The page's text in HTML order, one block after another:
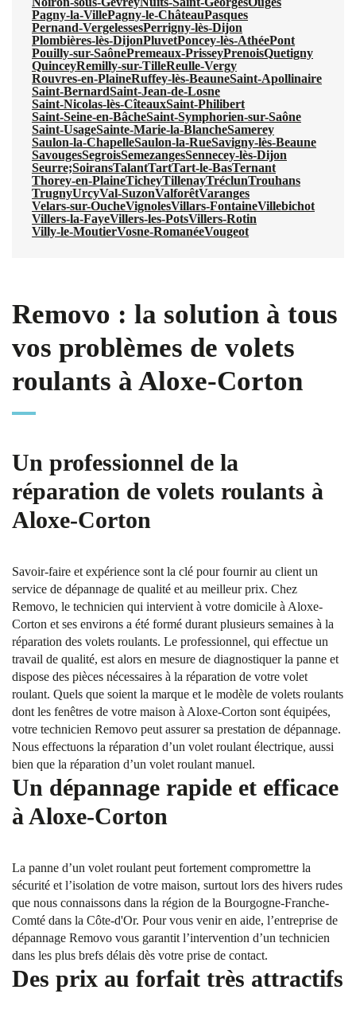
Pagny-la-VillePagny-le-ChâteauPasques
Pernand-VergelessesPerrigny-lès-Dijon
Plombières-lès-DijonPluvetPoncey-lès-AthéePont
Pouilly-sur-SaônePremeaux-PrisseyPrenoisQuetigny
QuinceyRemilly-sur-TilleReulle-Vergy
Rouvres-en-PlaineRuffey-lès-BeauneSaint-Apollinaire
Saint-BernardSaint-Jean-de-Losne
Saint-Nicolas-lès-CîteauxSaint-Philibert
Saint-Seine-en-BâcheSaint-Symphorien-sur-Saône
Saint-UsageSainte-Marie-la-BlancheSamerey
Saulon-la-ChapelleSaulon-la-RueSavigny-lès-Beaune
SavougesSegroisSemezangesSennecey-lès-Dijon
Seurre;SoiransTalantTartTart-le-BasTernant
Thorey-en-PlaineTicheyTillenayTréclunTrouhans
TrugnyUrcyVal-SuzonValforêtVaranges
Velars-sur-OucheVignolesVillars-FontaineVillebichot
Villers-la-FayeVillers-les-PotsVillers-Rotin
Villy-le-MoutierVosne-RomanéeVougeot
Removo : la solution à tous
vos problèmes de volets
roulants à Aloxe-Corton
Un professionnel de la
réparation de volets roulants à
Aloxe-Corton
Savoir-faire et expérience sont la clé pour fournir au client un
service de dépannage de qualité et au meilleur prix. Chez
Removo, le technicien qui intervient à votre domicile à Aloxe-
Corton et ses environs a été formé durant plusieurs semaines à la
réparation des volets roulants. Le professionnel, qui effectue un
travail de qualité, est alors en mesure de diagnostiquer la panne et
dispose des pièces nécessaires à la réparation de votre volet
roulant. Quels que soient la marque et le modèle de volets roulants
dont les fenêtres de votre maison à Aloxe-Corton sont équipées,
votre technicien Removo peut assurer sa prestation de dépannage.
Nous effectuons la réparation d’un volet roulant électrique, aussi
bien que la réparation d’un volet roulant manuel.
Un dépannage rapide et efficace
à Aloxe-Corton
La panne d’un volet roulant peut fortement compromettre la
sécurité et l’isolation de votre maison, surtout lors des hivers rudes
que nous connaissons dans la région de la Bourgogne-Franche-
Comté dans la Côte-d'Or. Pour vous venir en aide, l’entreprise de
dépannage Removo vous garantit l’intervention d’un technicien
dans les plus brefs délais dès votre prise de contact.
Des prix au forfait très attractifs